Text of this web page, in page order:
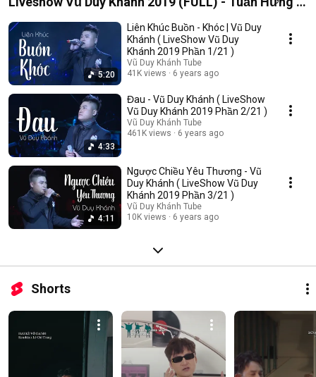
Đạt G , Dương Hoàng Yến
5:20
Liên Khúc Buồn - Khóc | Vũ Duy
Khánh ( LiveShow Vũ Duy
Khánh 2019 Phần 1/21 )
Vũ Duy Khánh Tube
41K views
6 years ago
4:33
Đau - Vũ Duy Khánh ( LiveShow
Vũ Duy Khánh 2019 Phần 2/21 )
Vũ Duy Khánh Tube
461K views
6 years ago
4:11
Ngược Chiều Yêu Thương - Vũ
Duy Khánh ( LiveShow Vũ Duy
Khánh 2019 Phần 3/21 )
Vũ Duy Khánh Tube
10K views
6 years ago
Shorts